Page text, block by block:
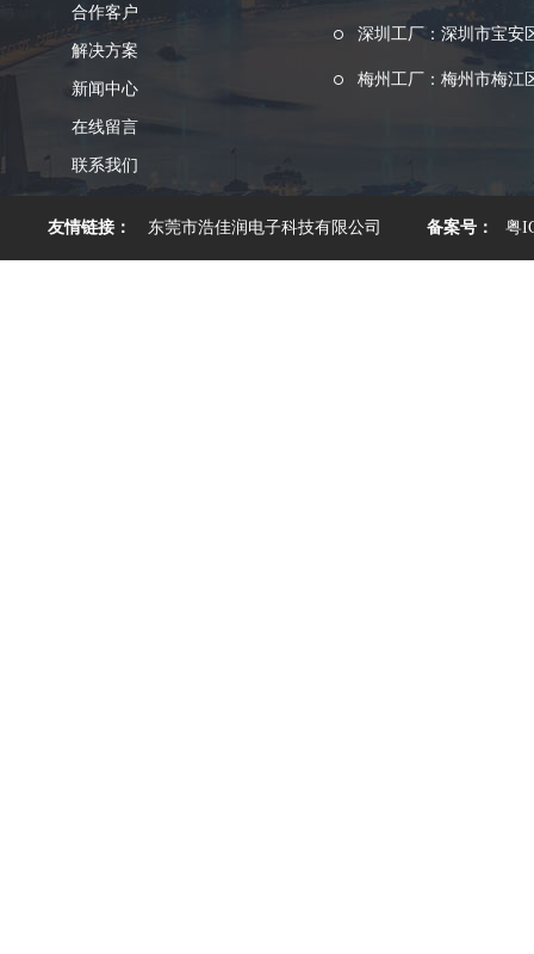
合作客户
解决方案
新闻中心
在线留言
联系我们
深圳工厂：深圳市宝安
梅州工厂：梅州市梅江
友情链接： 东莞市浩佳润电子科技有限公司 备案号： 粤